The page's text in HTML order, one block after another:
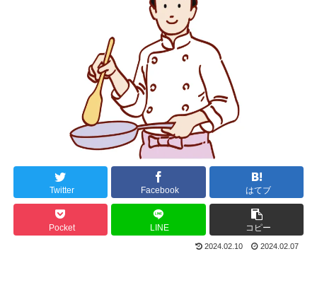
Twitter Facebook はてブ
Pocket LINE コピー
2024.02.10 2024.02.07